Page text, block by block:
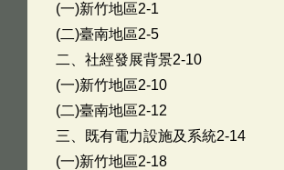
(一)新竹地區2-1
(二)臺南地區2-5
二、社經發展背景2-10
(一)新竹地區2-10
(二)臺南地區2-12
三、既有電力設施及系統2-14
(一)新竹地區2-18